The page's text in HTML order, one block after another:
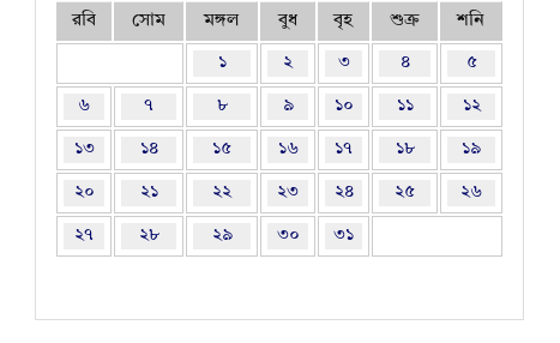
রবি সোম মঙ্গল বুধ বৃহ শুক্র শনি
১ ২ ৩ ৪ ৫
৬ ৭ ৮ ৯ ১০ ১১ ১২
১৩ ১৪ ১৫ ১৬ ১৭ ১৮ ১৯
২০ ২১ ২২ ২৩ ২৪ ২৫ ২৬
২৭ ২৮ ২৯ ৩০ ৩১